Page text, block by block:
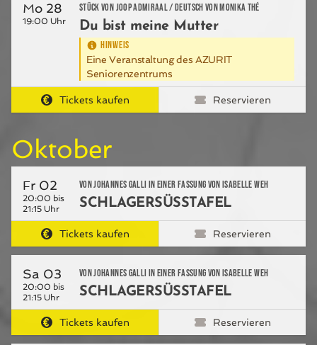
Mo 28
19:00 Uhr
Stück von Joop Admiraal / Deutsch von Monika Thé
Du bist meine Mutter
HINWEIS
Eine Veranstaltung des AZURIT
Seniorenzentrums
Tickets kaufen Reservieren
Oktober
Fr 02
20:00 bis
21:15 Uhr
von Johannes Galli in einer Fassung von Isabelle Weh
SCHLAGERSÜSSTAFEL
Tickets kaufen Reservieren
Sa 03
20:00 bis
21:15 Uhr
von Johannes Galli in einer Fassung von Isabelle Weh
SCHLAGERSÜSSTAFEL
Tickets kaufen Reservieren